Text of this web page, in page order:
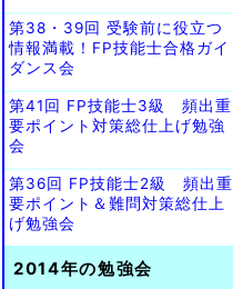
第38・39回 受験前に役立つ
情報満載！FP技能士合格ガイ
ダンス会
第41回 FP技能士3級 頻出重
要ポイント対策総仕上げ勉強
会
第36回 FP技能士2級 頻出重
要ポイント＆難問対策総仕上
げ勉強会
2014年の勉強会